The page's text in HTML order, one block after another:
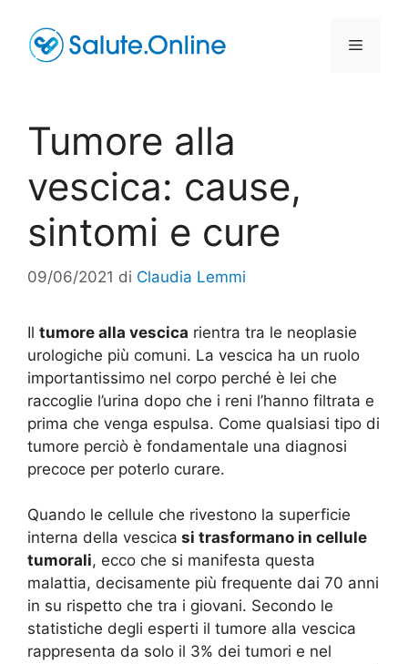
contenuto
Menu
Tumore alla
vescica: cause,
sintomi e cure
09/06/2021 di Claudia Lemmi
Il tumore alla vescica rientra tra le neoplasie
urologiche più comuni. La vescica ha un ruolo
importantissimo nel corpo perché è lei che
raccoglie l’urina dopo che i reni l’hanno filtrata e
prima che venga espulsa. Come qualsiasi tipo di
tumore perciò è fondamentale una diagnosi
precoce per poterlo curare.
Quando le cellule che rivestono la superficie
interna della vescica si trasformano in cellule
tumorali, ecco che si manifesta questa
malattia, decisamente più frequente dai 70 anni
in su rispetto che tra i giovani. Secondo le
statistiche degli esperti il tumore alla vescica
rappresenta da solo il 3% dei tumori e nel